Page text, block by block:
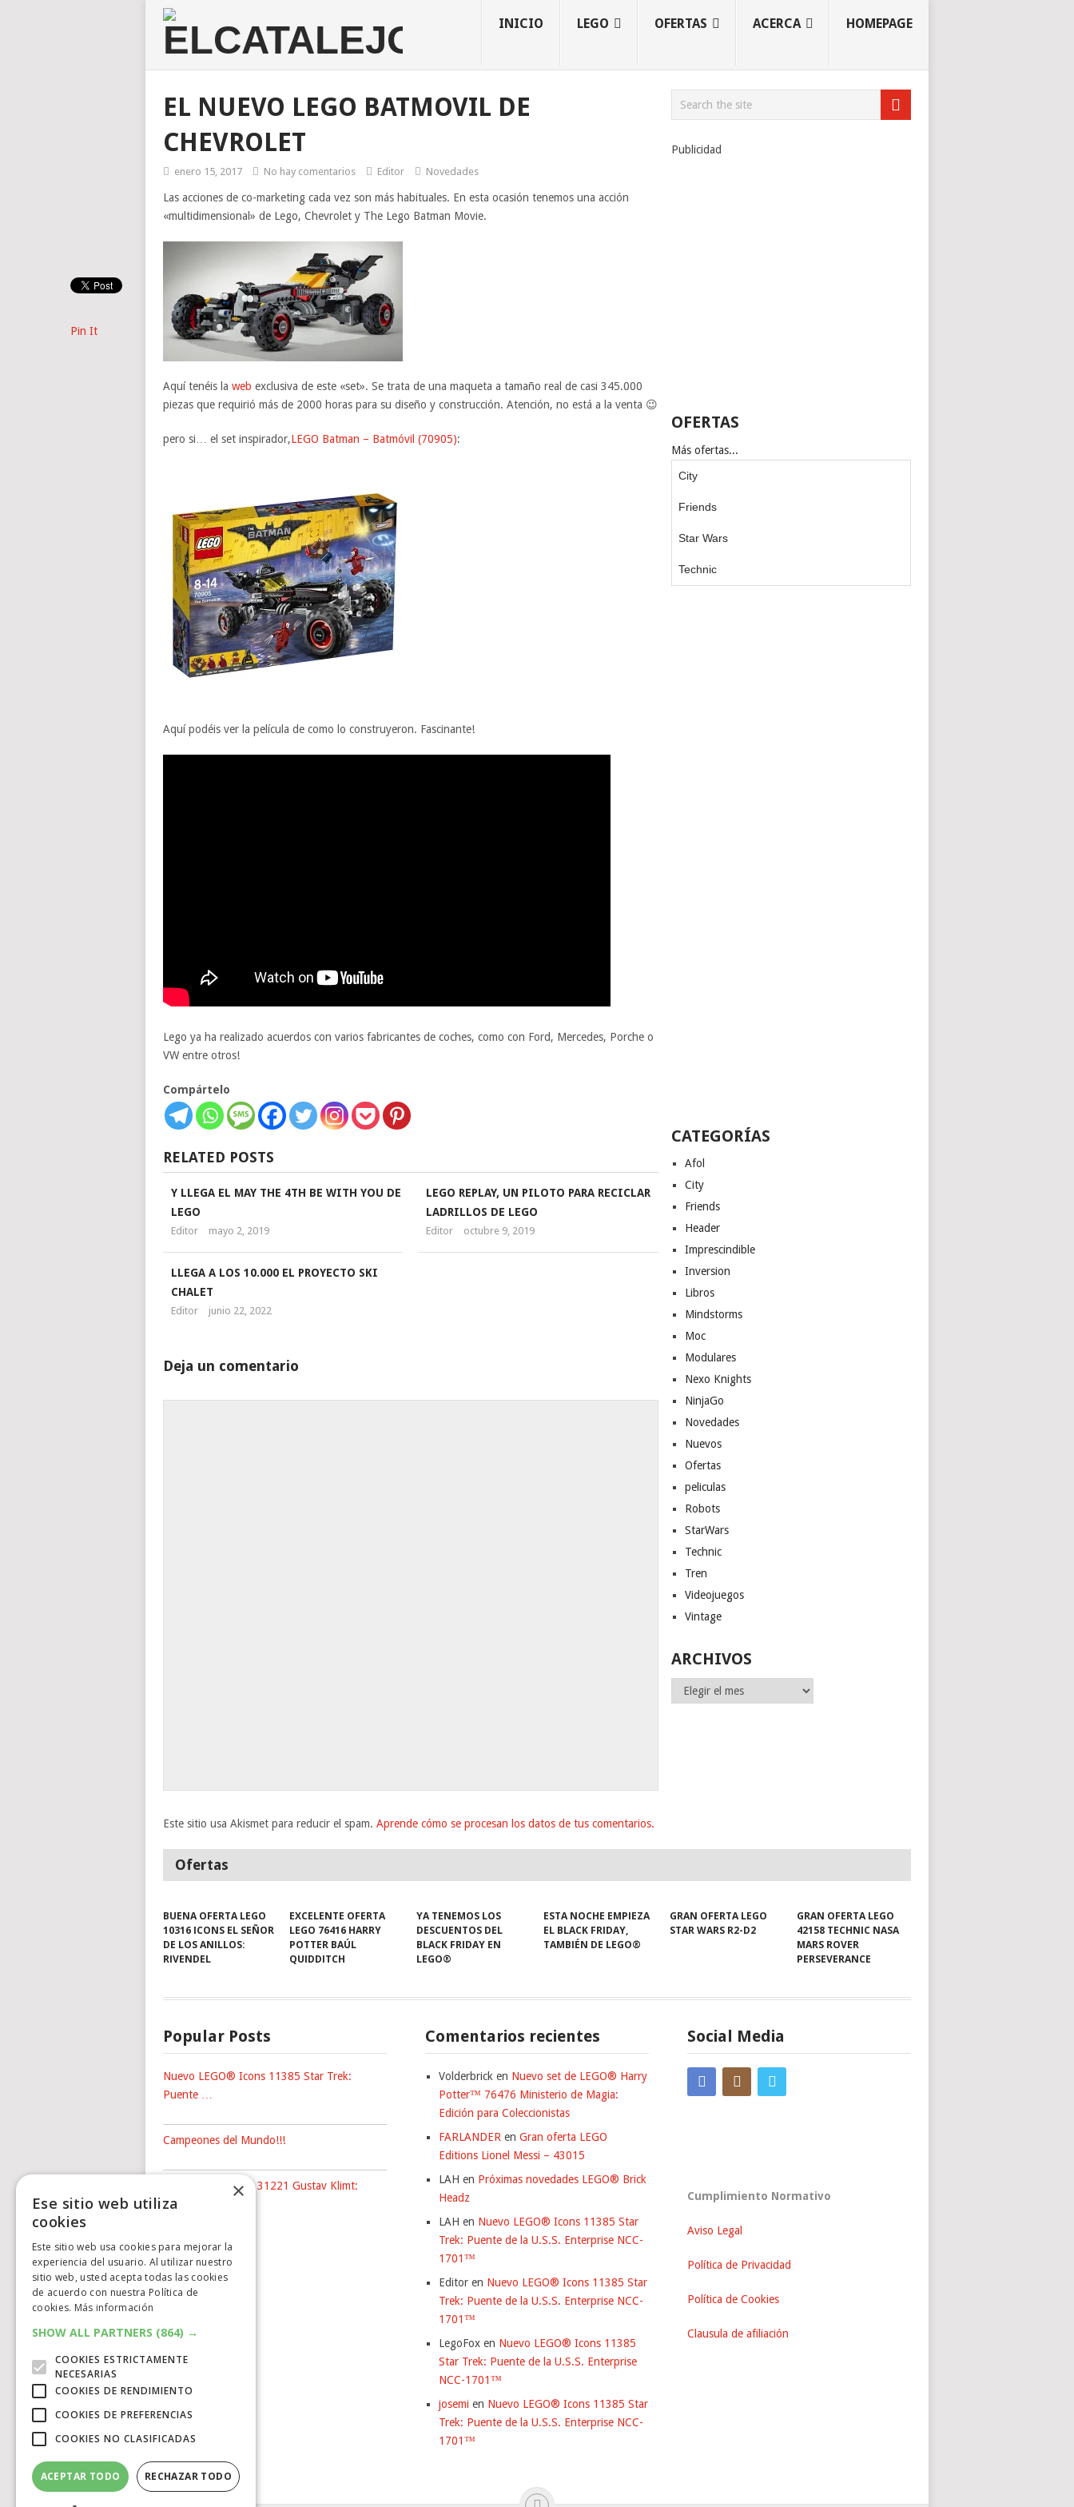
INICIO LEGO OFERTAS ACERCA HOMEPAGE
EL NUEVO LEGO BATMOVIL DE
CHEVROLET
enero 15, 2017 No hay comentarios Editor Novedades
Las acciones de co-marketing cada vez son más habituales. En esta ocasión tenemos una acción
«multidimensional» de Lego, Chevrolet y The Lego Batman Movie.
Aquí tenéis la web exclusiva de este «set». Se trata de una maqueta a tamaño real de casi 345.000
piezas que requirió más de 2000 horas para su diseño y construcción. Atención, no está a la venta 😉
pero si… el set inspirador,LEGO Batman – Batmóvil (70905):
Aquí podéis ver la película de como lo construyeron. Fascinante!
Lego ya ha realizado acuerdos con varios fabricantes de coches, como con Ford, Mercedes, Porche o
VW entre otros!
Compártelo
Pin It
RELATED POSTS
Y LLEGA EL MAY THE 4TH BE WITH YOU DE
LEGO
Editor mayo 2, 2019
LEGO REPLAY, UN PILOTO PARA RECICLAR
LADRILLOS DE LEGO
Editor octubre 9, 2019
LLEGA A LOS 10.000 EL PROYECTO SKI
CHALET
Editor junio 22, 2022
Deja un comentario
Este sitio usa Akismet para reducir el spam. Aprende cómo se procesan los datos de tus comentarios.
Publicidad
OFERTAS
Más ofertas...
City
Friends
Star Wars
Technic
CATEGORÍAS
Afol
City
Friends
Header
Imprescindible
Inversion
Libros
Mindstorms
Moc
Modulares
Nexo Knights
NinjaGo
Novedades
Nuevos
Ofertas
peliculas
Robots
StarWars
Technic
Tren
Videojuegos
Vintage
ARCHIVOS
Archivos
Ofertas
BUENA OFERTA LEGO
10316 ICONS EL SEÑOR
DE LOS ANILLOS:
RIVENDEL
EXCELENTE OFERTA
LEGO 76416 HARRY
POTTER BAÚL
QUIDDITCH
YA TENEMOS LOS
DESCUENTOS DEL
BLACK FRIDAY EN
LEGO®
ESTA NOCHE EMPIEZA
EL BLACK FRIDAY,
TAMBIÉN DE LEGO®
GRAN OFERTA LEGO
STAR WARS R2-D2
GRAN OFERTA LEGO
42158 TECHNIC NASA
MARS ROVER
PERSEVERANCE
Popular Posts
Nuevo LEGO® Icons 11385 Star Trek:
Puente …
Campeones del Mundo!!!
Nuevo LEGO® Art 31221 Gustav Klimt:
The …
Comentarios recientes
Volderbrick en Nuevo set de LEGO® Harry
Potter™ 76476 Ministerio de Magia:
Edición para Coleccionistas
FARLANDER en Gran oferta LEGO
Editions Lionel Messi – 43015
LAH en Próximas novedades LEGO® Brick
Headz
LAH en Nuevo LEGO® Icons 11385 Star
Trek: Puente de la U.S.S. Enterprise NCC-
1701™
Editoren Nuevo LEGO® Icons 11385 Star
Trek: Puente de la U.S.S. Enterprise NCC-
1701™
LegoFoxen Nuevo LEGO® Icons 11385
Star Trek: Puente de la U.S.S. Enterprise
NCC-1701™
josemi en Nuevo LEGO® Icons 11385 Star
Trek: Puente de la U.S.S. Enterprise NCC-
1701™
Social Media
Cumplimiento Normativo
Aviso Legal
Política de Privacidad
Política de Cookies
Clausula de afiliación
×
Ese sitio web utiliza
cookies
Este sitio web usa cookies para mejorar la
experiencia del usuario. Al utilizar nuestro
sitio web, usted acepta todas las cookies
de acuerdo con nuestra Política de
cookies. Más información
SHOW ALL PARTNERS (864) →
COOKIES ESTRICTAMENTE
NECESARIAS
COOKIES DE RENDIMIENTO
COOKIES DE PREFERENCIAS
COOKIES NO CLASIFICADAS
ACEPTAR TODO RECHAZAR TODO